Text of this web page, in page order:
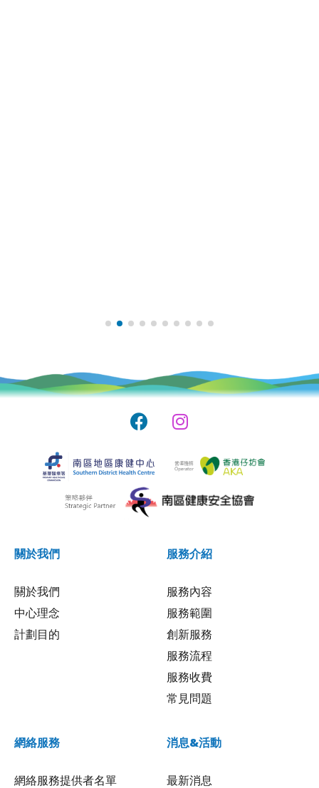
關於我們
關於我們
中心理念
計劃目的
服務介紹
服務內容
服務範圍
創新服務
服務流程
服務收費
常見問題
網絡服務
網絡服務提供者名單
消息&活動
最新消息